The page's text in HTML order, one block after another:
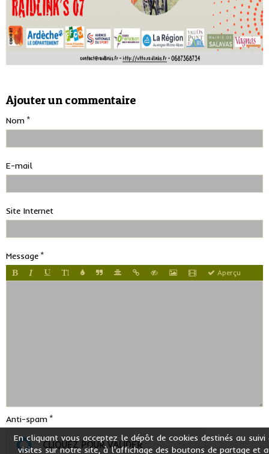
Ajouter un commentaire
Nom
E-mail
Site Internet
Message
Aperçu
Anti-spam
CLIQUEZ POUR VALIDER
En cliquant vous acceptez le dépôt de cookies destinés au suivi
visites sur notre site, à l'affichage des boutons de partage et